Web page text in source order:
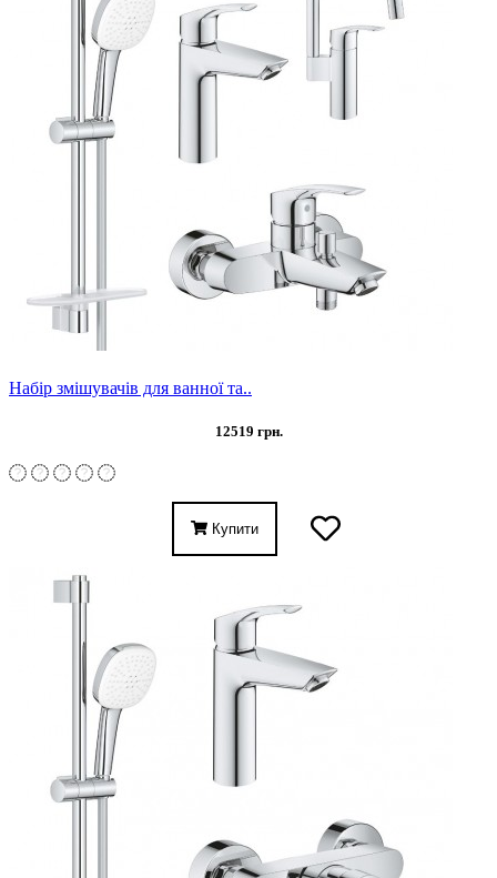
Набір змішувачів для ванної та..
12519 грн.
Купити